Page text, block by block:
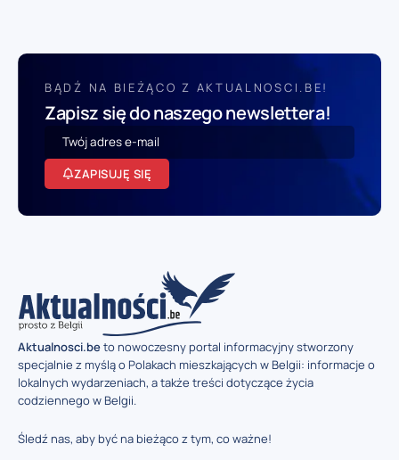
BĄDŹ NA BIEŻĄCO Z AKTUALNOSCI.BE!
Zapisz się do naszego newslettera!
ZAPISUJĘ SIĘ
Aktualnosci.beto nowoczesny portal informacyjny stworzony
specjalnie z myślą o Polakach mieszkających w Belgii: informacje o
lokalnych wydarzeniach, a także treści dotyczące życia
codziennego w Belgii.
Śledź nas, aby być na bieżąco z tym, co ważne!